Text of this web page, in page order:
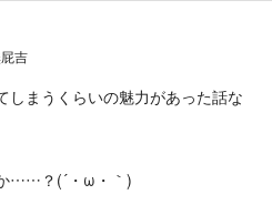
吉
しまうくらいの魅力があった話な
……？(´・ω・｀)